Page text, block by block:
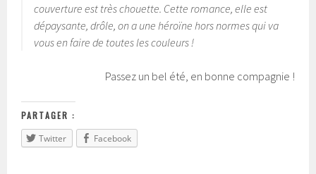
couverture est très chouette. Cette romance, elle est
dépaysante, drôle, on a une héroïne hors normes qui va
vous en faire de toutes les couleurs !
Passez un bel été, en bonne compagnie !
PARTAGER :
Twitter
Facebook